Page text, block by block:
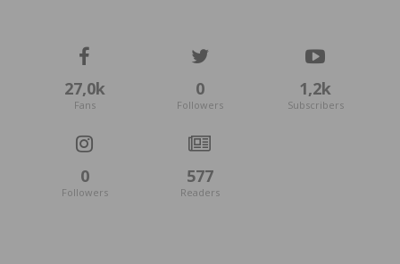
27,0k
Fans
0
Followers
1,2k
Subscribers
0
Followers
577
Readers